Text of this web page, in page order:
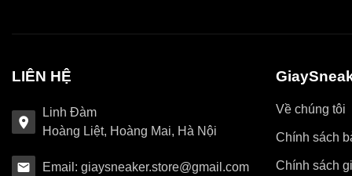
LIÊN HỆ
Linh Đàm
Hoàng Liệt, Hoàng Mai, Hà Nội
Email: giaysneaker.store@gmail.com
Về chúng tôi
Chính sách
Chính sách